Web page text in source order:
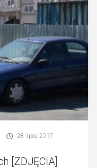
28 lipca 2017
[ZDJĘCIA]